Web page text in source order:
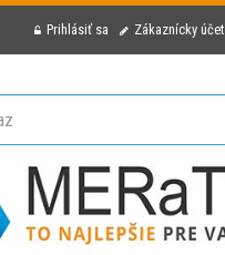
Prihlásiť sa Zákaznícky účet